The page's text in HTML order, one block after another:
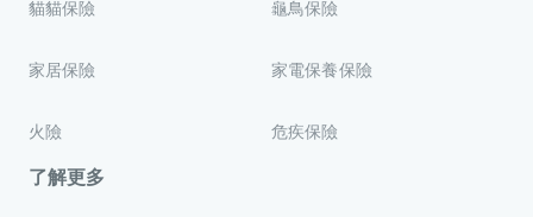
貓貓保險 龜鳥保險
家居保險 家電保養保險
火險 危疾保險
了解更多